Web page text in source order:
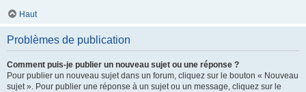
Haut
Problèmes de publication
Comment puis-je publier un nouveau sujet ou une réponse ?
Pour publier un nouveau sujet dans un forum, cliquez sur le bouton « Nouveau
sujet ». Pour publier une réponse à un sujet ou un message, cliquez sur le